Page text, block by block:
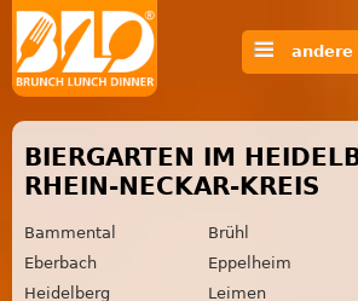
andere
BIERGARTEN IM
RHEIN-NECKAR-KREIS
Bammental
Brühl
Eberbach
Eppelheim
Heidelberg
Leimen